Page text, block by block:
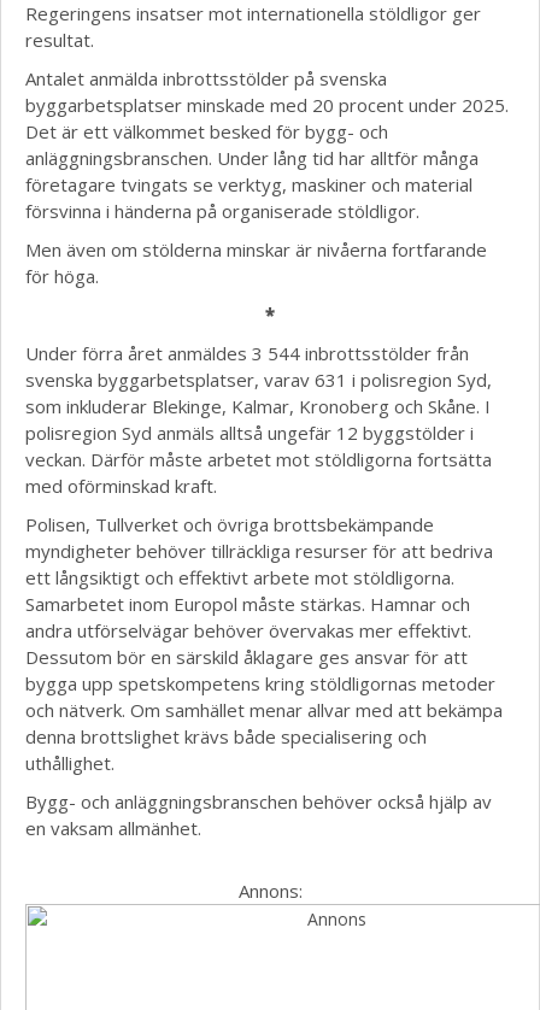
Regeringens insatser mot internationella stöldligor ger
resultat.
Antalet anmälda inbrottsstölder på svenska
byggarbetsplatser minskade med 20 procent under 2025.
Det är ett välkommet besked för bygg- och
anläggningsbranschen. Under lång tid har alltför många
företagare tvingats se verktyg, maskiner och material
försvinna i händerna på organiserade stöldligor.
Men även om stölderna minskar är nivåerna fortfarande
för höga.
*
Under förra året anmäldes 3 544 inbrottsstölder från
svenska byggarbetsplatser, varav 631 i polisregion Syd,
som inkluderar Blekinge, Kalmar, Kronoberg och Skåne. I
polisregion Syd anmäls alltså ungefär 12 byggstölder i
veckan. Därför måste arbetet mot stöldligorna fortsätta
med oförminskad kraft.
Polisen, Tullverket och övriga brottsbekämpande
myndigheter behöver tillräckliga resurser för att bedriva
ett långsiktigt och effektivt arbete mot stöldligorna.
Samarbetet inom Europol måste stärkas. Hamnar och
andra utförselvägar behöver övervakas mer effektivt.
Dessutom bör en särskild åklagare ges ansvar för att
bygga upp spetskompetens kring stöldligornas metoder
och nätverk. Om samhället menar allvar med att bekämpa
denna brottslighet krävs både specialisering och
uthållighet.
Bygg- och anläggningsbranschen behöver också hjälp av
en vaksam allmänhet.
Annons: